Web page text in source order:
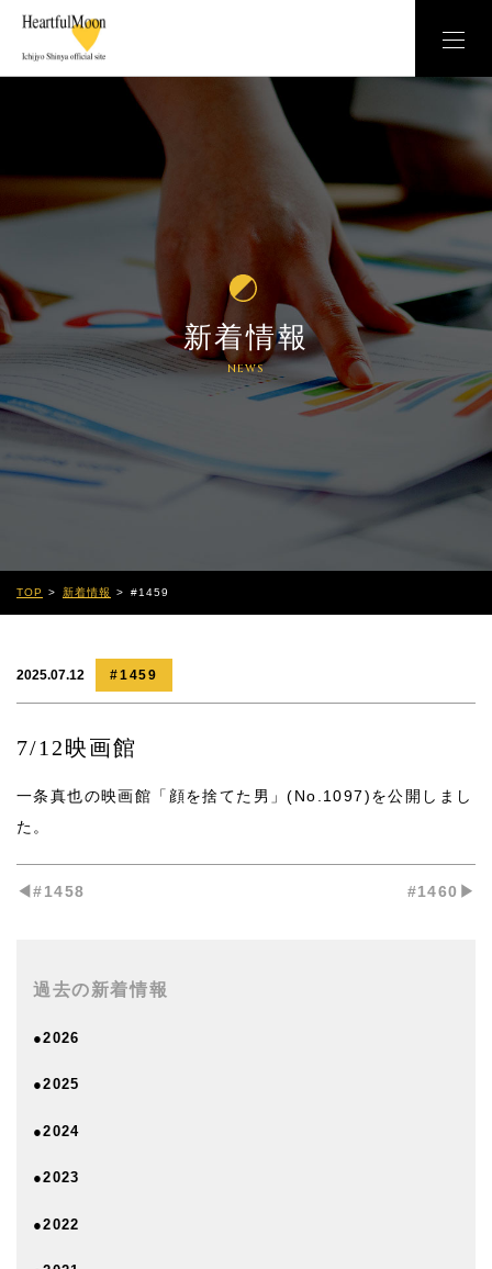
新着情報
NEWS
TOP 新着情報 #1459
2025.07.12 #1459
7/12映画館
一条真也の映画館「顔を捨てた男」(No.1097)を公開しまし
た。
◀︎#1458 #1460▶︎
過去の新着情報
●2026
●2025
●2024
●2023
●2022